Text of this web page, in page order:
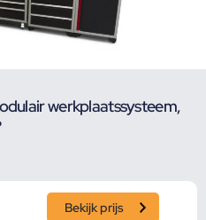
werkplaatssysteem,
Bekijk prijs